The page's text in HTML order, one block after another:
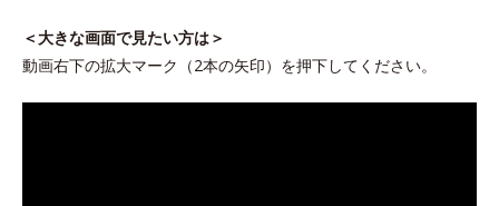
＜大きな画面で見たい方は＞
動画右下の拡大マーク（2本の矢印）を押下してください。